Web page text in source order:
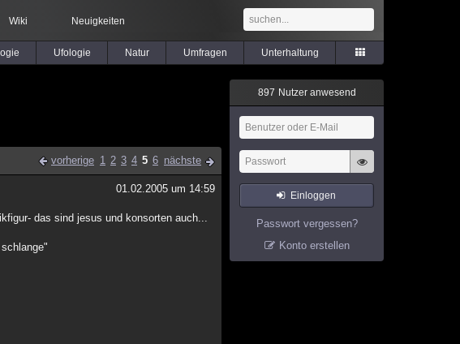
Wiki Neuigkeiten
Ufologie Natur Umfragen Unterhaltung
vorherige 1 2 3 4 5 6 nächste
01.02.2005 um 14:59
das sind jesus und konsorten auch...
897 Nutzer anwesend
Einloggen
Passwort vergessen?
Konto erstellen